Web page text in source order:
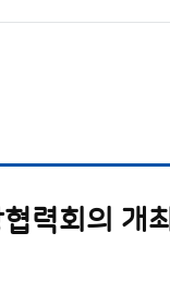
력회의 개최